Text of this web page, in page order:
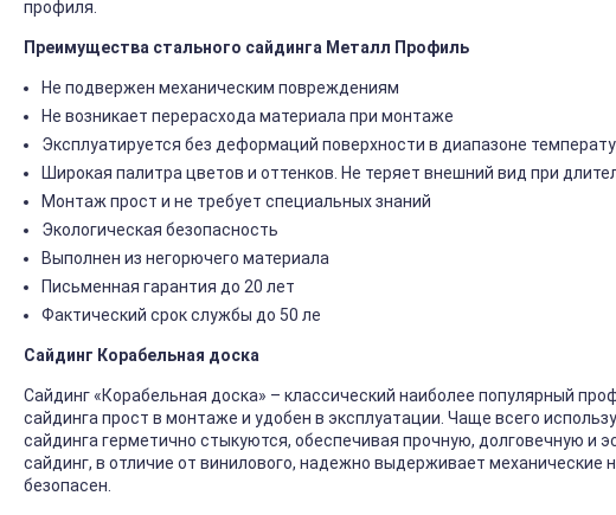
профиля.
Преимущества стального сайдинга Металл Профиль
Не подвержен механическим повреждениям
Не возникает перерасхода материала при монтаже
Эксплуатируется без деформаций поверхности в диапазоне
Широкая палитра цветов и оттенков. Не теряет внешний вид при
Монтаж прост и не требует специальных знаний
Экологическая безопасность
Выполнен из негорючего материала
Письменная гарантия до 20 лет
Фактический срок службы до 50 ле
Сайдинг Корабельная доска
Сайдинг «Корабельная доска» – классический наиболее популярный
сайдинга прост в монтаже и удобен в эксплуатации. Чаще всего
сайдинга герметично стыкуются, обеспечивая прочную, долговечную и
сайдинг, в отличие от винилового, надежно выдерживает механические
безопасен.